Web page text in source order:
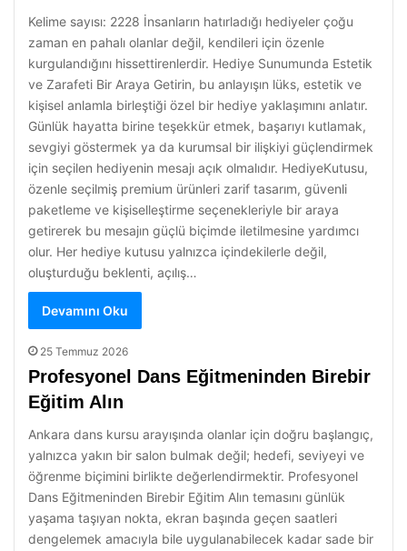
Kelime sayısı: 2228 İnsanların hatırladığı hediyeler çoğu
zaman en pahalı olanlar değil, kendileri için özenle
kurgulandığını hissettirenlerdir. Hediye Sunumunda Estetik
ve Zarafeti Bir Araya Getirin, bu anlayışın lüks, estetik ve
kişisel anlamla birleştiği özel bir hediye yaklaşımını anlatır.
Günlük hayatta birine teşekkür etmek, başarıyı kutlamak,
sevgiyi göstermek ya da kurumsal bir ilişkiyi güçlendirmek
için seçilen hediyenin mesajı açık olmalıdır. HediyeKutusu,
özenle seçilmiş premium ürünleri zarif tasarım, güvenli
paketleme ve kişiselleştirme seçenekleriyle bir araya
getirerek bu mesajın güçlü biçimde iletilmesine yardımcı
olur. Her hediye kutusu yalnızca içindekilerle değil,
oluşturduğu beklenti, açılış…
Devamını Oku
25 Temmuz 2026
Profesyonel Dans Eğitmeninden Birebir
Eğitim Alın
Ankara dans kursu arayışında olanlar için doğru başlangıç,
yalnızca yakın bir salon bulmak değil; hedefi, seviyeyi ve
öğrenme biçimini birlikte değerlendirmektir. Profesyonel
Dans Eğitmeninden Birebir Eğitim Alın temasını günlük
yaşama taşıyan nokta, ekran başında geçen saatleri
dengelemek amacıyla bile uygulanabilecek kadar sade bir